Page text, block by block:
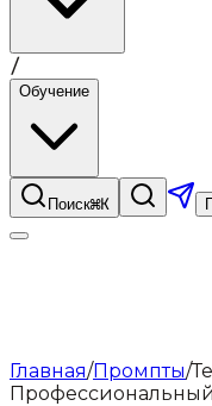
/
Обучение
Поиск⌘K
Главная/Промпты/
Профессиональный